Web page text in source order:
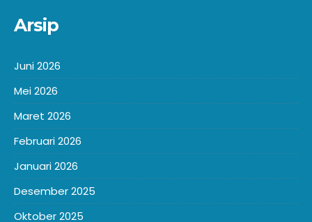
Arsip
Juni 2026
Mei 2026
Maret 2026
Februari 2026
Januari 2026
Desember 2025
Oktober 2025